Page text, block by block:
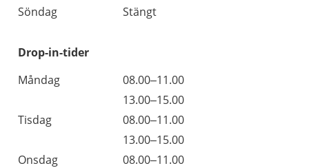
Söndag
Stängt
Drop-in-tider
Måndag
08.00–11.00
13.00–15.00
Tisdag
08.00–11.00
13.00–15.00
Onsdag
08.00–11.00